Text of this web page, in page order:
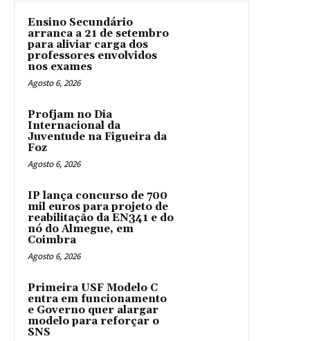
Ensino Secundário
arranca a 21 de setembro
para aliviar carga dos
professores envolvidos
nos exames
Agosto 6, 2026
Profjam no Dia
Internacional da
Juventude na Figueira da
Foz
Agosto 6, 2026
IP lança concurso de 700
mil euros para projeto de
reabilitação da EN341 e do
nó do Almegue, em
Coimbra
Agosto 6, 2026
Primeira USF Modelo C
entra em funcionamento
e Governo quer alargar
modelo para reforçar o
SNS